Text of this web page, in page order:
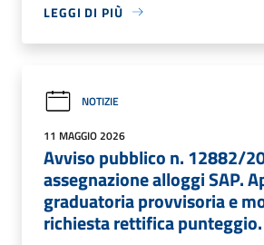
LEGGI DI PIÙ
NOTIZIE
11 MAGGIO 2026
Avviso pubblico n. 12882/
assegnazione alloggi SAP.
graduatoria provvisoria e
richiesta rettifica punteggio.